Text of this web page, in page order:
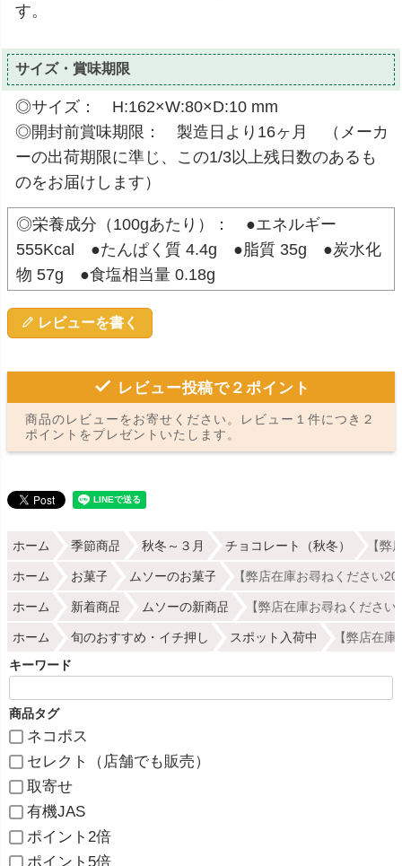
す。
サイズ・賞味期限
◎サイズ： H:162×W:80×D:10 mm
◎開封前賞味期限： 製造日より16ヶ月 （メーカ
ーの出荷期限に準じ、この1/3以上残日数のあるも
のをお届けします）
◎栄養成分（100gあたり）： ●エネルギー
555Kcal ●たんぱく質 4.4g ●脂質 35g ●炭水化
物 57g ●食塩相当量 0.18g
レビューを書く
レビュー投稿で２ポイント
商品のレビューをお寄せください。レビュー１件につき２
ポイントをプレゼントいたします。
ホーム 季節商品 秋冬～３月 チョコレート（秋冬） 【弊
ホーム お菓子 ムソーのお菓子 【弊店在庫お尋ねください
ホーム 新着商品 ムソーの新商品 【弊店在庫お尋ねくださ
ホーム 旬のおすすめ・イチ押し スポット入荷中 【弊店在
キーワード
商品タグ
ネコポス
セレクト（店舗でも販売）
取寄せ
有機JAS
ポイント2倍
ポイント5倍